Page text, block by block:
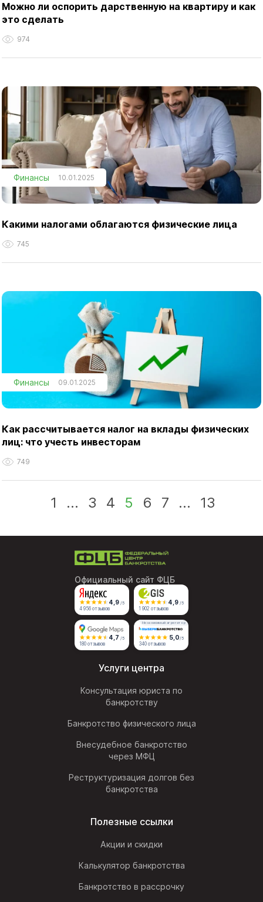
Можно ли оспорить дарственную на квартиру и как
это сделать
974
Финансы 10.01.2025
Какими налогами облагаются физические лица
745
Финансы 09.01.2025
Как рассчитывается налог на вклады физических
лиц: что учесть инвесторам
749
1 ... 3 4 5 6 7 ... 13
Официальный сайт ФЦБ
4,9 /5
4 956 отзывов
4,9 /5
1 902 отзывов
4,7 /5
180 отзывов
Независимый агрегатор
5,0/5
340 отзывов
Услуги центра
Консультация юриста по
банкротству
Банкротство физического лица
Внесудебное банкротство
через МФЦ
Реструктуризация долгов без
банкротства
Полезные ссылки
Акции и скидки
Калькулятор банкротства
Банкротство в рассрочку